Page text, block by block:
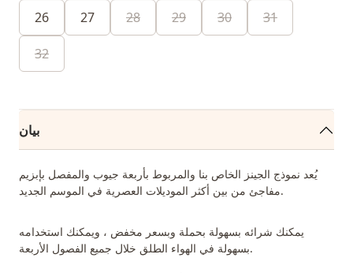
26 27 28 29 30 31
32
بيان
يُعد نموذج الجينز الخاص بنا والمربوط بأربعة جيوب والمفصل بإبزيم
مفاجئ من بين أكثر الموديلات العصرية في الموسم الجديد.
يمكنك شرائه بسهولة بحملة وبسعر مخفض ، ويمكنك استخدامه
بسهولة في الهواء الطلق خلال جميع الفصول الأربعة.